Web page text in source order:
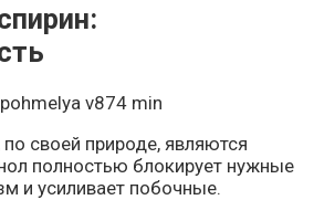
своей природе, являются
полностью блокирует нужные
и усиливает побочные.